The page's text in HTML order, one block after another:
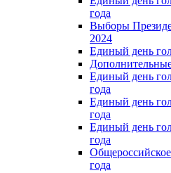
года
Выборы
2024
Единый день
Единый день
года
Единый день
года
Единый день
года
года